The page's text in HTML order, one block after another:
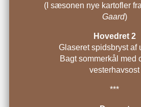
(I sæsonen nye kartofler fra
Gaard)
Hovedret 2
Glaseret spidsbryst af
Bagt sommerkål med
vesterhavsost
***